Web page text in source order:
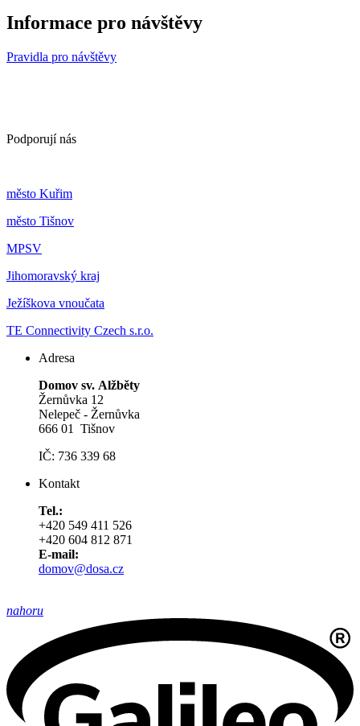
Informace pro návštěvy
Pravidla pro návštěvy
Podporují nás
město Kuřim
město Tišnov
MPSV
Jihomoravský kraj
Ježíškova vnoučata
TE Connectivity Czech s.r.o.
Adresa
Domov sv. Alžběty
Žernůvka 12
Nelepeč - Žernůvka
666 01 Tišnov
IČ: 736 339 68
Kontakt
Tel.:
+420 549 411 526
+420 604 812 871
E-mail:
domov@dosa.cz
nahoru